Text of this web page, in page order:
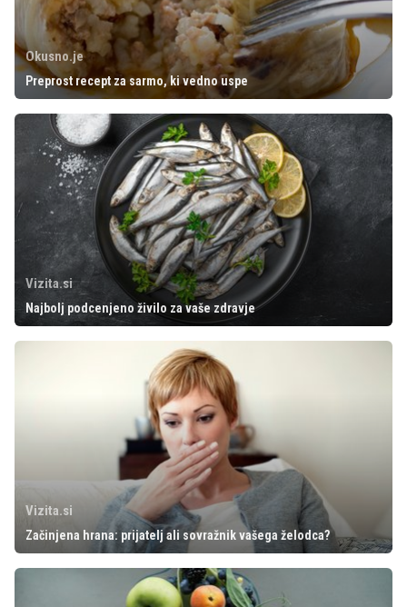
Okusno.je
Preprost recept za sarmo, ki vedno uspe
Vizita.si
Najbolj podcenjeno živilo za vaše zdravje
Vizita.si
Začinjena hrana: prijatelj ali sovražnik vašega želodca?